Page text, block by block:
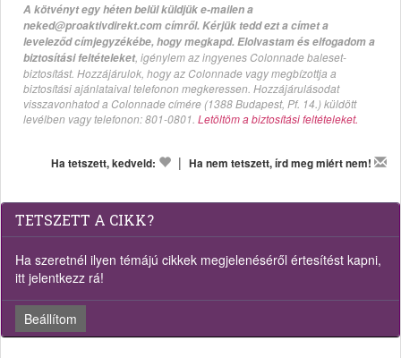
A kötvényt egy héten belül küldjük e-mailen a
neked@proaktivdirekt.com címről. Kérjük tedd ezt a címet a
leveleződ címjegyzékébe, hogy megkapd. Elolvastam és elfogadom a
biztosítási feltételeket, igénylem az ingyenes Colonnade baleset-
biztosítást. Hozzájárulok, hogy az Colonnade vagy megbízottja a
biztosítási ajánlataival telefonon megkeressen. Hozzájárulásodat
visszavonhatod a Colonnade címére (1388 Budapest, Pf. 14.) küldött
levélben vagy telefonon: 801-0801. Letöltöm a biztosítási feltételeket.
Ha tetszett, kedveld: | Ha nem tetszett, írd meg miért nem!
TETSZETT A CIKK?
Ha szeretnél ilyen témájú cikkek megjelenéséről értesítést kapni,
itt jelentkezz rá!
Beállítom